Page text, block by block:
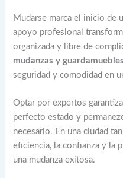
Mudarse marca el inicio de
apoyo profesional
organizada y libre de
mudanzas y
seguridad y comodidad en
Optar por expertos
perfecto estado y
necesario. En una ciudad
eficiencia, la confianza y la
una mudanza exitosa.